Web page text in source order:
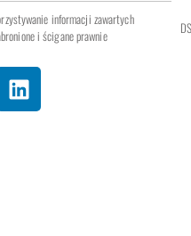
informacji zawartych
i ścigane prawnie